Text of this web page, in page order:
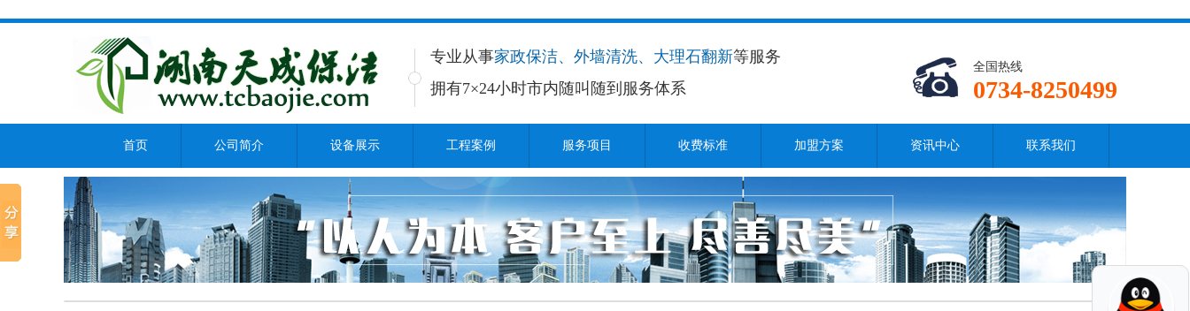
专业从事家政保洁、外墙清洗、大理石翻新等服务
拥有7×24小时市内随叫随到服务体系
全国热线
0734-8250499
首页 公司简介 设备展示 工程案例 服务项目 收费标准 加盟方案 资讯中心 联系我们